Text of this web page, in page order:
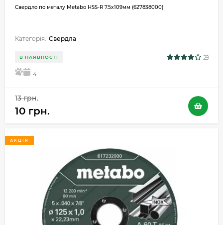
Свердло по металу Metabo HSS-R 7.5x109мм (627838000)
Категорія: Свердла
В НАЯВНОСТІ 29
5 4
13 грн.
10 грн.
АКЦІЯ